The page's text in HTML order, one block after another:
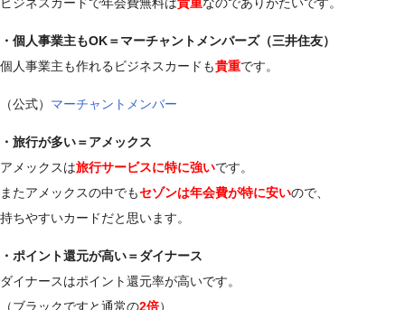
・個人事業主もOK＝マーチャントメンバーズ（三井住友）
個人事業主も作れるビジネスカードも貴重です。
（公式） マーチャントメンバー
・旅行が多い＝アメックス
アメックスは旅行サービスに特に強いです。
またアメックスの中でもセゾンは年会費が特に安いので、
持ちやすいカードだと思います。
・ポイント還元が高い＝ダイナース
ダイナースはポイント還元率が高いです。
（ブラックですと通常の2倍）